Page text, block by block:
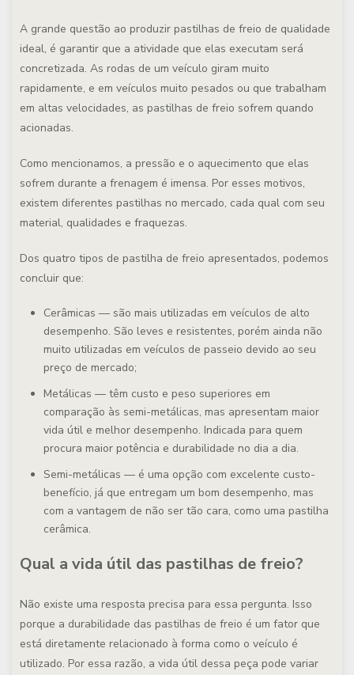
A grande questão ao produzir pastilhas de freio de qualidade
ideal, é garantir que a atividade que elas executam será
concretizada. As rodas de um veículo giram muito
rapidamente, e em veículos muito pesados ou que trabalham
em altas velocidades, as pastilhas de freio sofrem quando
acionadas.
Como mencionamos, a pressão e o aquecimento que elas
sofrem durante a frenagem é imensa. Por esses motivos,
existem diferentes pastilhas no mercado, cada qual com seu
material, qualidades e fraquezas.
Dos quatro tipos de pastilha de freio apresentados, podemos
concluir que:
Cerâmicas — são mais utilizadas em veículos de alto
desempenho. São leves e resistentes, porém ainda não
muito utilizadas em veículos de passeio devido ao seu
preço de mercado;
Metálicas — têm custo e peso superiores em
comparação às semi-metálicas, mas apresentam maior
vida útil e melhor desempenho. Indicada para quem
procura maior potência e durabilidade no dia a dia.
Semi-metálicas — é uma opção com excelente custo-
benefício, já que entregam um bom desempenho, mas
com a vantagem de não ser tão cara, como uma pastilha
cerâmica.
Qual a vida útil das pastilhas de freio?
Não existe uma resposta precisa para essa pergunta. Isso
porque a durabilidade das pastilhas de freio é um fator que
está diretamente relacionado à forma como o veículo é
utilizado. Por essa razão, a vida útil dessa peça pode variar